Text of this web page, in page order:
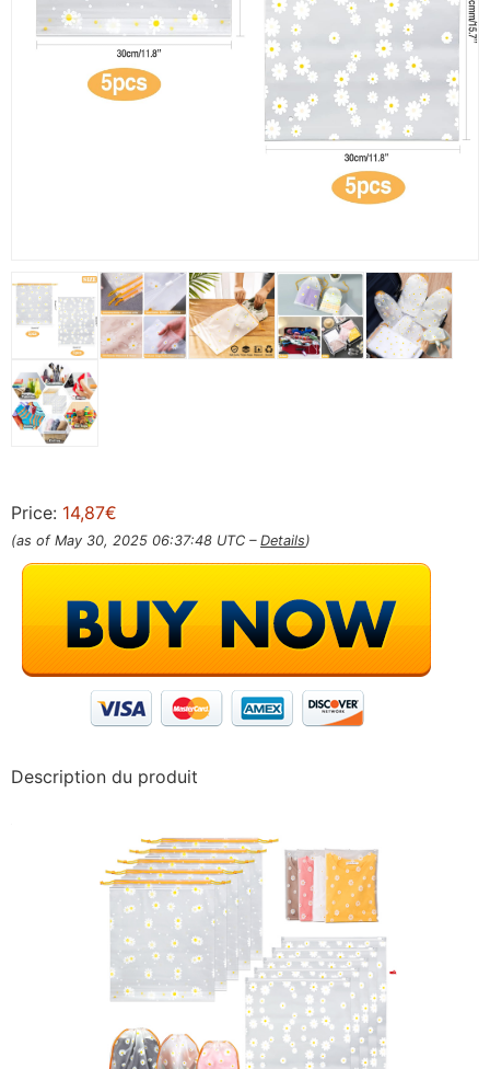
Price: 14,87€
(as of May 30, 2025 06:37:48 UTC – Details)
Description du produit